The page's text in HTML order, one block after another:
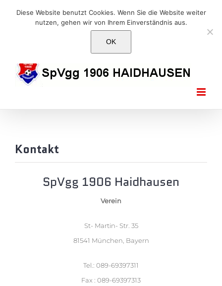
E-Mail: info@1906haidhausen.de
FacebookInstagram
E-
Kontakt
SpVgg 1906 Haidhausen
Verein
St- Martin- Str. 35
81541 München, Bayern
Tel.: 089-69397311
Fax : 089-69397313
Diese Website benutzt Cookies. Wenn Sie die Website weiter
nutzen, gehen wir von Ihrem Einverständnis aus.
OK